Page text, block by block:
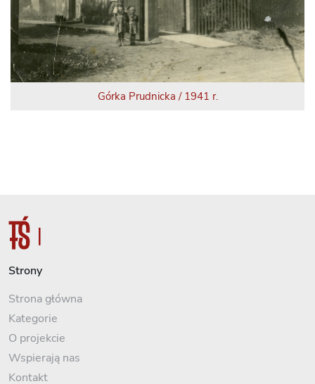
Górka Prudnicka / 1941 r.
Strony
Strona główna
Kategorie
O projekcie
Wspierają nas
Kontakt